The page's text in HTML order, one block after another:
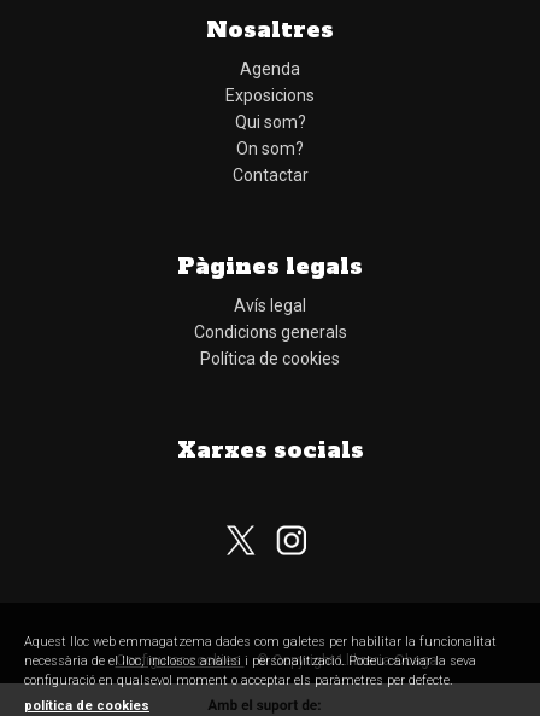
Nosaltres
Agenda
Exposicions
Qui som?
On som?
Contactar
Pàgines legals
Avís legal
Condicions generals
Política de cookies
Xarxes socials
Configurar cookies © Copyright Llibreria Obaga
Aquest lloc web emmagatzema dades com galetes per habilitar la funcionalitat
necessària de el lloc, inclosos anàlisi i personalització. Podeu canviar la seva
configuració en qualsevol moment o acceptar els paràmetres per defecte.
política de cookies
Subscriu-te al nostre butlletí